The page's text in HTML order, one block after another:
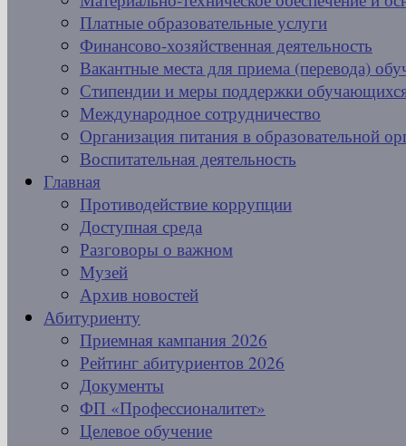
Платные образовательные услуги
Финансово-хозяйственная деятельность
Вакантные места для приема (перевода)
Стипендии и меры поддержки
Международное сотрудничество
Организация питания в образовательной
Воспитательная деятельность
Главная
Противодействие коррупции
Доступная среда
Разговоры о важном
Музей
Архив новостей
Абитуриенту
Приемная кампания 2026
Рейтинг абитуриентов 2026
Документы
ФП «Профессионалитет»
Целевое обучение